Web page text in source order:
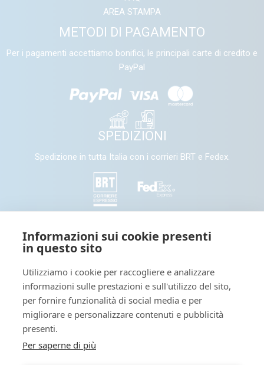
Informazioni sui cookie presenti
in questo sito
Utilizziamo i cookie per raccogliere e analizzare
informazioni sulle prestazioni e sull'utilizzo del sito,
per fornire funzionalità di social media e per
migliorare e personalizzare contenuti e pubblicità
presenti.
Per saperne di più
AREA STAMPA
METODI DI PAGAMENTO
Per i pagamenti accettiamo bonifici, le principali carte di credito e
PayPal
SPEDIZIONI
Spedizione in tutta Italia con i corrieri BRT e Fedex.
SEGUICI
Seguici e condividi con noi sui nostri canali social
Tieniti informato: leggi il nostro
Blog dedicato a novità interessanti sul mondo della stampa